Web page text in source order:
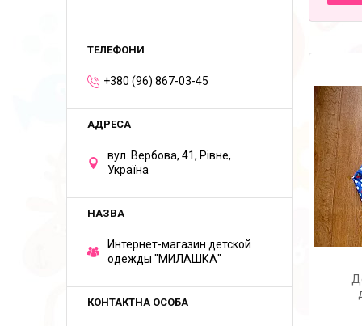
+380 (96) 867-03-45
вул. Вербова, 41, Рівне,
Україна
Интернет-магазин детской
одежды "МИЛАШКА"